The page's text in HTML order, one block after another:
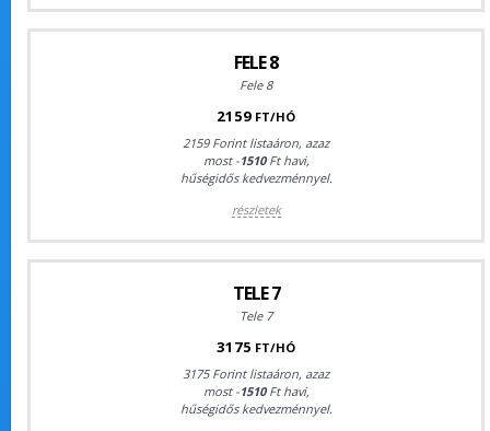
FELE 8
Fele 8
2159 FT/HÓ
2159 Forint listaáron, azaz
most -1510Ft havi,
hűségidős kedvezménnyel.
részletek
TELE 7
Tele 7
3175 FT/HÓ
3175 Forint listaáron, azaz
most -1510Ft havi,
hűségidős kedvezménnyel.